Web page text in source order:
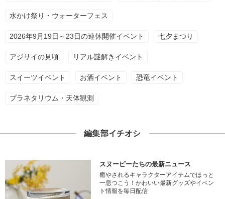
水かけ祭り・ウォーターフェス
2026年9月19日～23日の連休開催イベント 七夕まつり
アジサイの見頃 リアル謎解きイベント
スイーツイベント お酒イベント 恐竜イベント
プラネタリウム・天体観測
編集部イチオシ
スヌーピーたちの最新ニュース
癒やされるキャラクターアイテムでほっと
一息つこう！かわいい最新グッズやイベン
ト情報を毎日配信